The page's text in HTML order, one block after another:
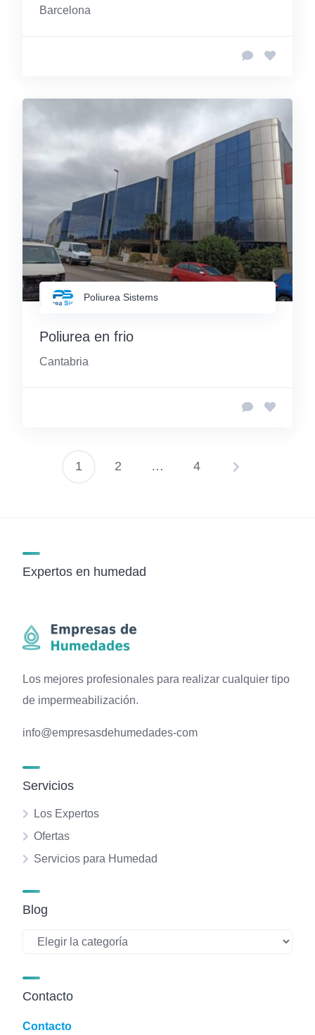
Barcelona
Poliurea Sistems
Poliurea en frio
Cantabria
1 2 … 4
Expertos en humedad
Los mejores profesionales para realizar cualquier tipo
de impermeabilización.
info@empresasdehumedades-com
Servicios
Los Expertos
Ofertas
Servicios para Humedad
Blog
Blog
Contacto
Contacto